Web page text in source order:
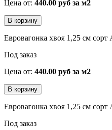
Цена от: 440.00 руб за м2
Евровагонка хвоя 1,25 см
Под заказ
Цена от: 440.00 руб за м2
Евровагонка хвоя 1,25 см
Под заказ